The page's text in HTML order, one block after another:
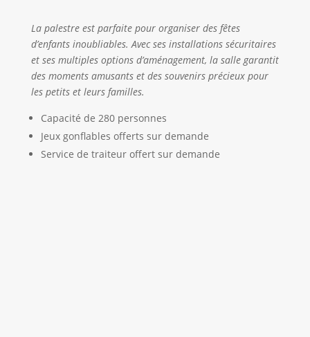
La palestre est parfaite pour organiser des fêtes
d’enfants inoubliables. Avec ses installations sécuritaires
et ses multiples options d’aménagement, la salle garantit
des moments amusants et des souvenirs précieux pour
les petits et leurs familles.
Capacité de 280 personnes
Jeux gonflables offerts sur demande
Service de traiteur offert sur demande